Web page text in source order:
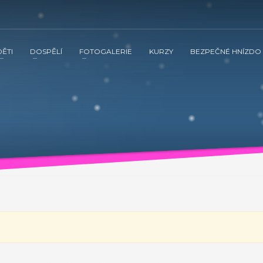
spolupráci s občanským sdružením Kamarád Nenuda realizují v
vztahů v rodině a prostřednictvím rodinného zážitkového
inovativní metoda Snozelen v multisenzorické místnosti.
Kamarád Nenuda realizují v letošním roce projekty Bezpečné
rodinného zážitkového odpoledne až ke komplexnímu poradenství,
organizaci, aby mohli zrealizovat své vlastní projekty. Plně se zapojí
DOSPĚLÍ FOTOGALERIE KURZY BEZPEČNÉ HNÍZDO